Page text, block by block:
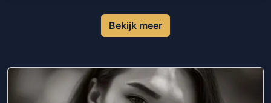
Bekijk meer